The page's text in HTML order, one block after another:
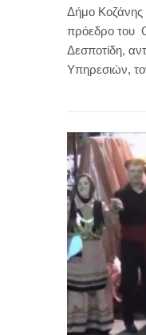
Δήμο
πρόεδρο του
Δεσποτίδη,
Υπηρεσιών,